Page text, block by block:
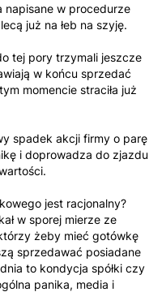
napisane w procedurze
już na łeb na szyję.
tej pory trzymali jeszcze
w końcu sprzedać
momencie straciła już
spadek akcji firmy o parę
i doprowadza do zjazdu
jest racjonalny?
w sporej mierze ze
żeby mieć gotówkę
sprzedawać posiadane
to kondycja spółki czy
panika, media i